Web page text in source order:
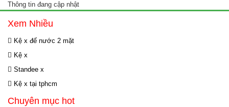
Thông tin đang cập nhật
Xem Nhiều
Kệ x đế nước 2 mặt
Kệ x
Standee x
Kệ x tại tphcm
Chuyên mục hot